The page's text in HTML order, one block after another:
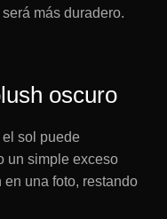
más duradero.
oscuro
sol puede
un simple exceso
una foto, restando